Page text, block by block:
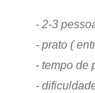
- 2-3
- prato (
- tempo de
-